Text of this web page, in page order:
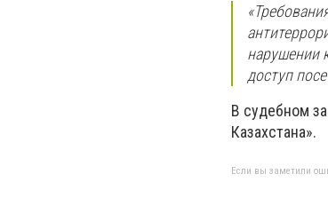
нарушении
доступ
В судебном
Казахстана».
Если вы заметили